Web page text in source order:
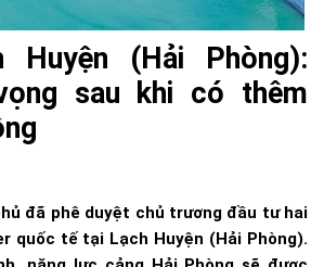
Huyện (Hải Phòng):
sau khi có thêm
đã phê duyệt chủ trương đầu tư hai
quốc tế tại Lạch Huyện (Hải Phòng).